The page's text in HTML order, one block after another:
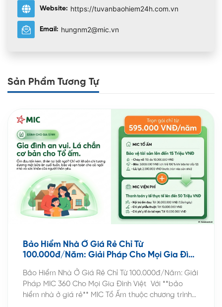
Website: https://tuvanbaohiem24h.com.vn
Email: hungnm2@mic.vn
Sản Phẩm Tương Tự
Bảo Hiểm Nhà Ở Giá Rẻ Chỉ Từ
100.000đ/Năm: Giải Pháp Cho Mọi Gia Đình
Bảo Hiểm Nhà Ở Giá Rẻ Chỉ Từ 100.000đ/Năm: Giải
Pháp MIC 360 Cho Mọi Gia Đình Việt Với **bảo
hiểm nhà ở giá rẻ** MIC Tổ Ấm thuộc chương trình